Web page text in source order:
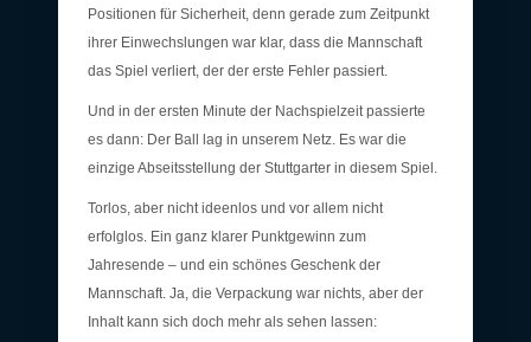
Positionen für Sicherheit, denn gerade zum Zeitpunkt
ihrer Einwechslungen war klar, dass die Mannschaft
das Spiel verliert, der der erste Fehler passiert.
Und in der ersten Minute der Nachspielzeit passierte
es dann: Der Ball lag in unserem Netz. Es war die
einzige Abseitsstellung der Stuttgarter in diesem Spiel.
Torlos, aber nicht ideenlos und vor allem nicht
erfolglos. Ein ganz klarer Punktgewinn zum
Jahresende – und ein schönes Geschenk der
Mannschaft. Ja, die Verpackung war nichts, aber der
Inhalt kann sich doch mehr als sehen lassen: